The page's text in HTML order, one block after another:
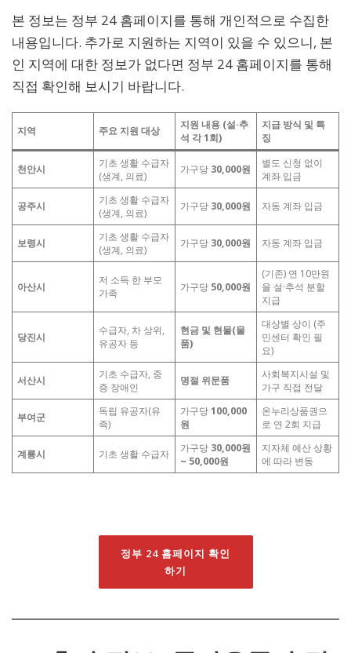
본 정보는 정부 24 홈페이지를 통해 개인적으로 수집한
내용입니다. 추가로 지원하는 지역이 있을 수 있으니, 본
인 지역에 대한 정보가 없다면 정부 24 홈페이지를 통해
직접 확인해 보시기 바랍니다.
지역 주요 지원 대상
지원 내용 (설·추
석 각 1회)
지급 방식 및 특
징
천안시
기초 생활 수급자
(생계, 의료)
가구당 30,000원
별도 신청 없이
계좌 입금
공주시
기초 생활 수급자
(생계, 의료)
가구당 30,000원 자동 계좌 입금
보령시
기초 생활 수급자
(생계, 의료)
가구당 30,000원 자동 계좌 입금
아산시
저 소득 한 부모
가족
가구당 50,000원
(기존) 연 10만원
을 설·추석 분할
지급
당진시
수급자, 차 상위,
유공자 등
현금 및 현물(물
품)
대상별 상이 (주
민센터 확인 필
요)
서산시
기초 수급자, 중
증 장애인
명절 위문품
사회복지시설 및
가구 직접 전달
부여군
독립 유공자(유
족)
가구당100,000
원
온누리상품권으
로 연 2회 지급
계룡시 기초 생활 수급자 가구당 30,000원
~ 50,000원
지자체 예산 상황
에 따라 변동
정부 24 홈페이지 확인
하기